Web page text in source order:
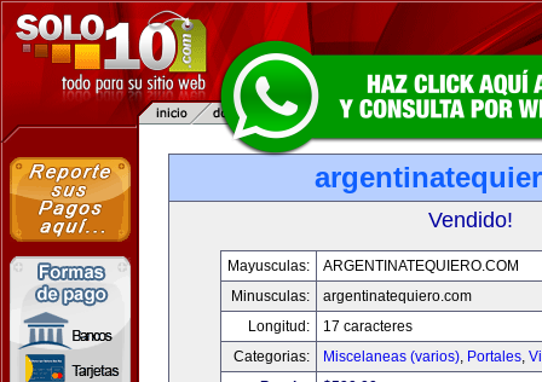
Vendido!
Mayusculas:
ARGENTINATEQUIERO.COM
Minusculas:
argentinatequiero.com
Longitud:
17 caracteres
Categorias:
Miscelaneas (varios), Portales,